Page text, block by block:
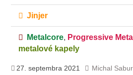
Jinjer
Metalcore, Progressive Metal
metalové kapely
27. septembra 2021 Michal